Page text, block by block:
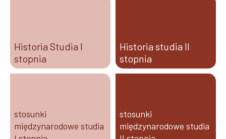
Historia Studia I
stopnia
Historia studia II
stopnia
stosunki
międzynarodowe studia
stosunki
międzynarodowe studia